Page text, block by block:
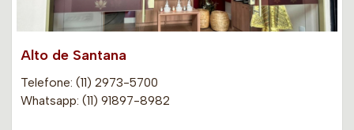
Alto de Santana
Telefone: (11) 2973-5700
Whatsapp: (11) 91897-8982